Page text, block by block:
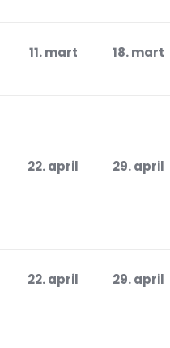
11. mart 18. mart
22. april 29. april
22. april 29. april